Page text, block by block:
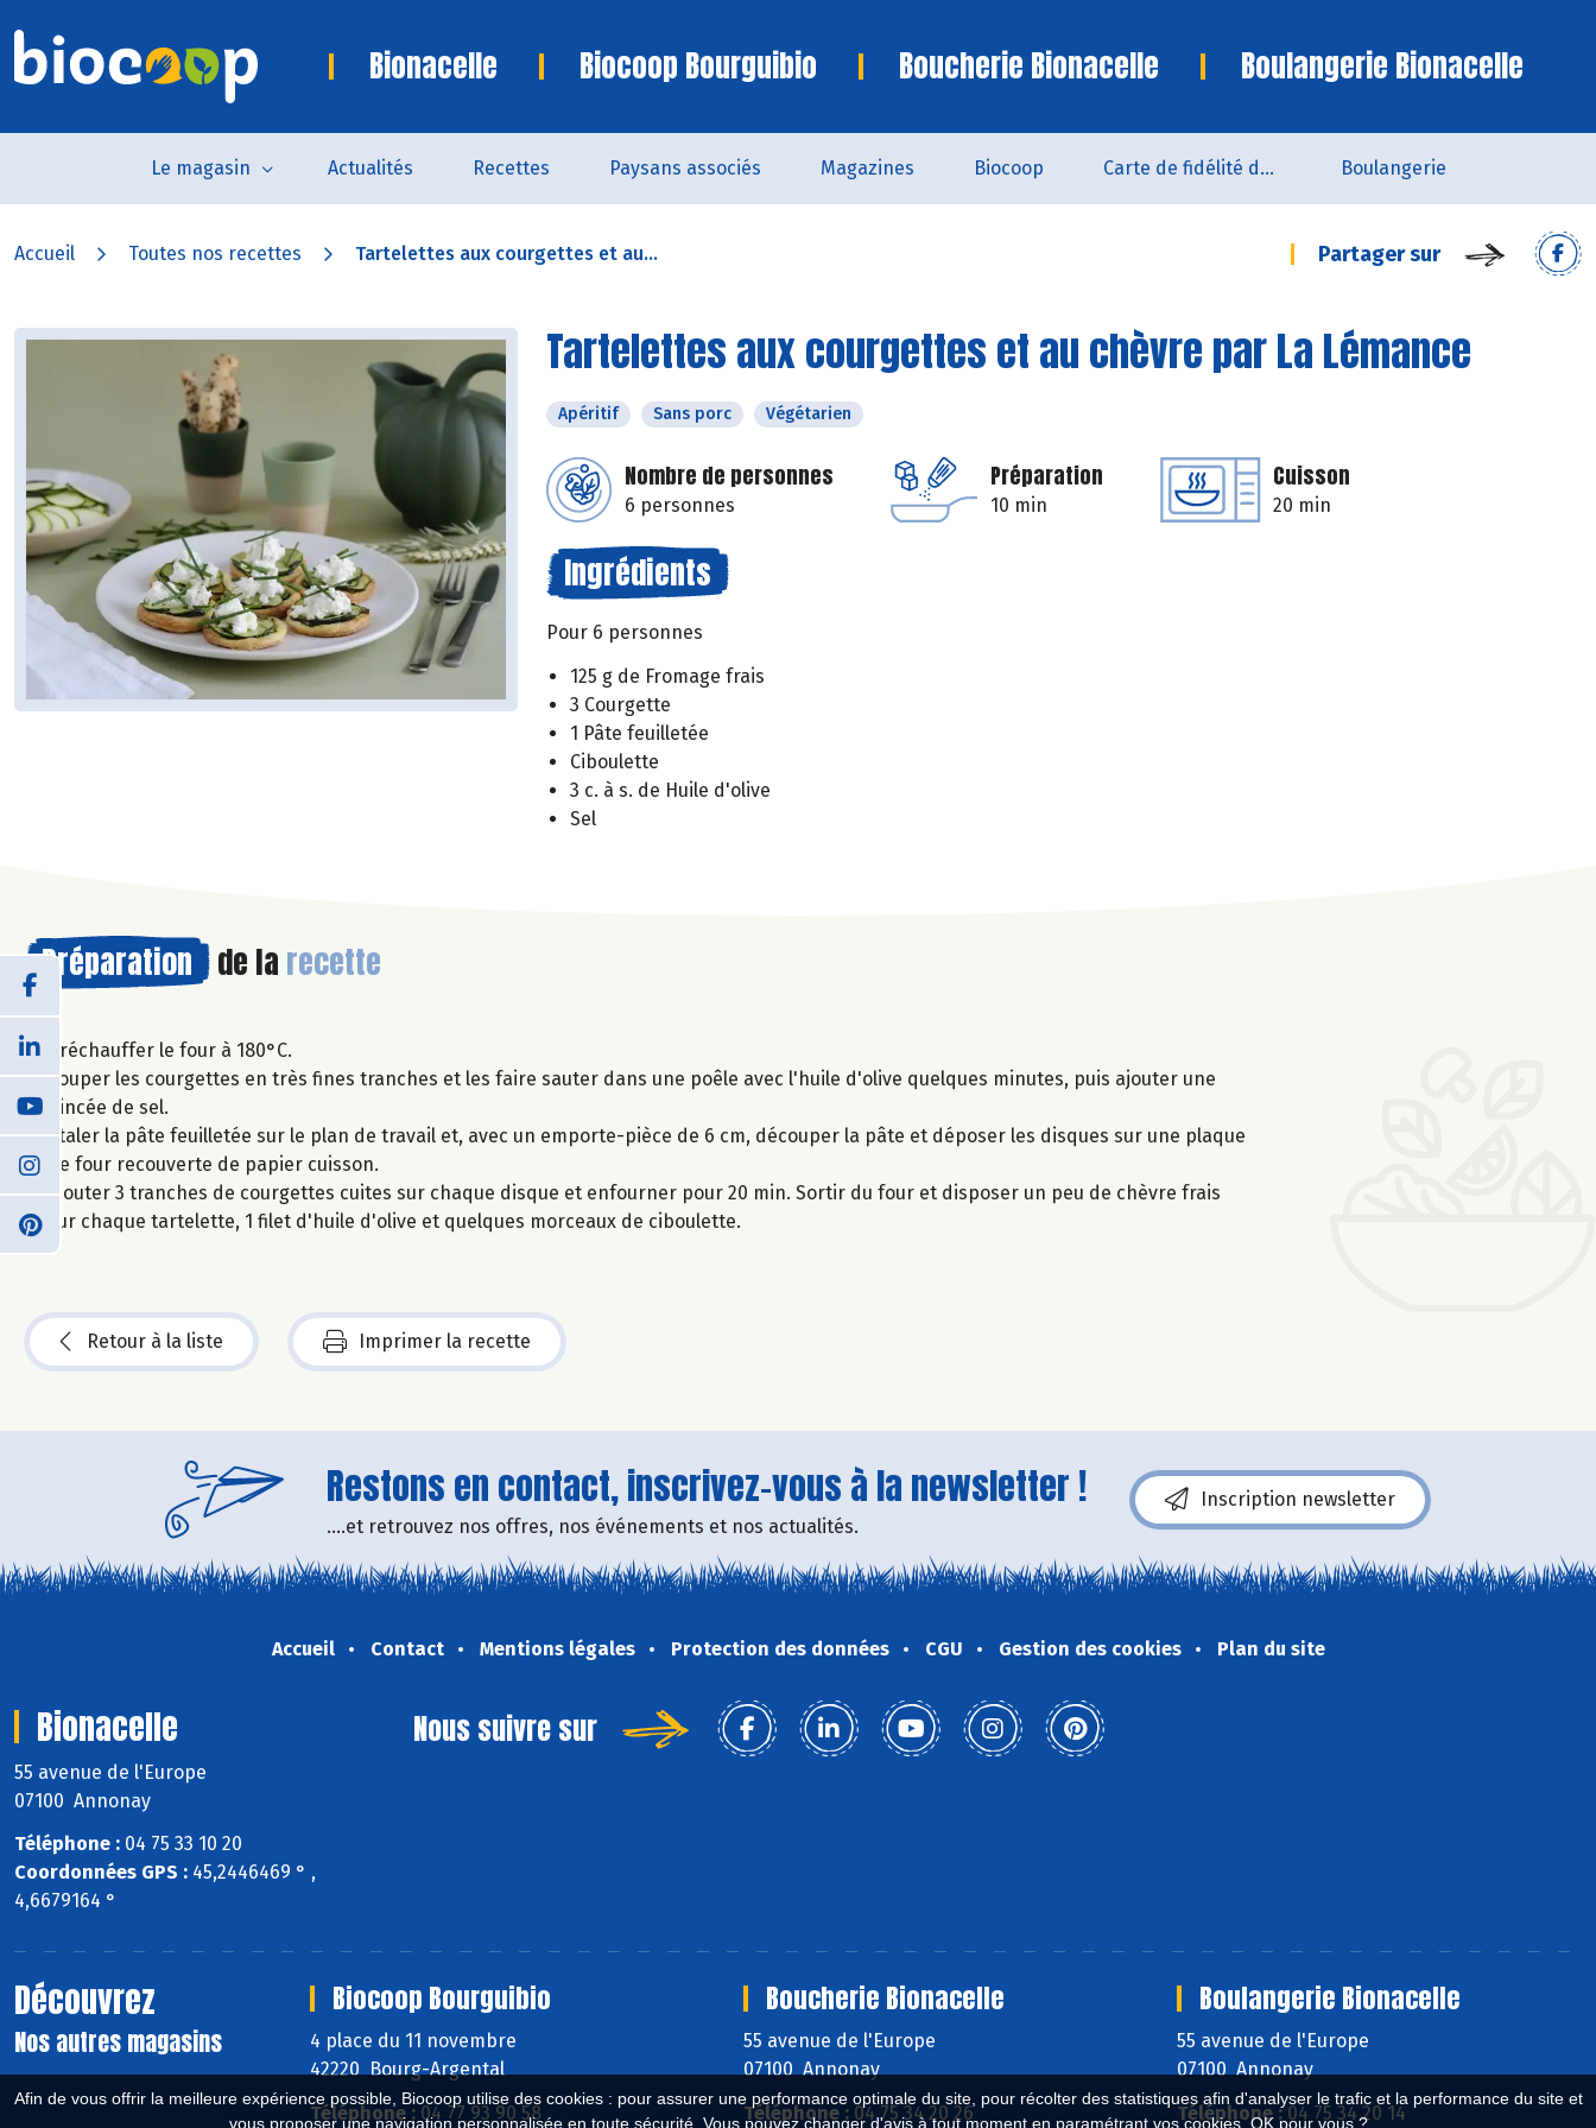
Afin de vous offrir la meilleure expérience possible, Biocoop utilise des cookies : pour assurer une performance optimale du site, pour récolter des statistiques afin d'analyser le trafic et la performance du site et
vous proposer une navigation personnalisée en toute sécurité. Vous pouvez changer d'avis à tout moment en paramétrant vos cookies. OK pour vous ?
Bionacelle Biocoop Bourguibio Boucherie Bionacelle Boulangerie Bionacelle
Le magasin Actualités Recettes Paysans associés Magazines Biocoop Carte de fidélité du magasin Boulangerie
Accueil Toutes nos recettes Tartelettes aux courgettes et au... Partager sur
Tartelettes aux courgettes et au chèvre par La Lémance
Apéritif Sans porc Végétarien
Nombre de personnes
6 personnes
Préparation
10 min
Cuisson
20 min
Ingrédients
Pour 6 personnes
125 g de Fromage frais
3 Courgette
1 Pâte feuilletée
Ciboulette
3 c. à s. de Huile d'olive
Sel
Préparation de la recette
Préchauffer le four à 180°C.
Couper les courgettes en très fines tranches et les faire sauter dans une poêle avec l'huile d'olive quelques minutes, puis ajouter une
pincée de sel.
Étaler la pâte feuilletée sur le plan de travail et, avec un emporte-pièce de 6 cm, découper la pâte et déposer les disques sur une plaque
de four recouverte de papier cuisson.
Ajouter 3 tranches de courgettes cuites sur chaque disque et enfourner pour 20 min. Sortir du four et disposer un peu de chèvre frais
sur chaque tartelette, 1 filet d'huile d'olive et quelques morceaux de ciboulette.
Retour à la liste Imprimer la recette
Restons en contact, inscrivez-vous à la newsletter !
....et retrouvez nos offres, nos événements et nos actualités.
Inscription newsletter
Accueil Contact Mentions légales Protection des données CGU Gestion des cookies Plan du site
Bionacelle
55 avenue de l'Europe
07100 Annonay
Téléphone : 04 75 33 10 20
Coordonnées GPS : 45,2446469 ° ,
4,6679164 °
Nous suivre sur
Découvrez
Nos autres magasins
Biocoop Bourguibio
4 place du 11 novembre
42220 Bourg-Argental
Téléphone : 04 77 93 90 58
Boucherie Bionacelle
55 avenue de l'Europe
07100 Annonay
Téléphone : 04 75 34 20 26
Boulangerie Bionacelle
55 avenue de l'Europe
07100 Annonay
Téléphone :04 75 34 20 14